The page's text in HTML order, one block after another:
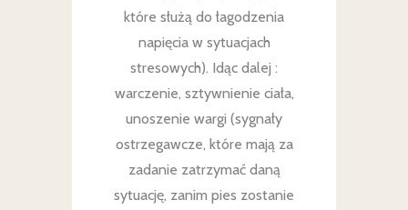
które służą do łagodzenia
napięcia w sytuacjach
stresowych). Idąc dalej :
warczenie, sztywnienie ciała,
unoszenie wargi (sygnały
ostrzegawcze, które mają za
zadanie zatrzymać daną
sytuację, zanim pies zostanie